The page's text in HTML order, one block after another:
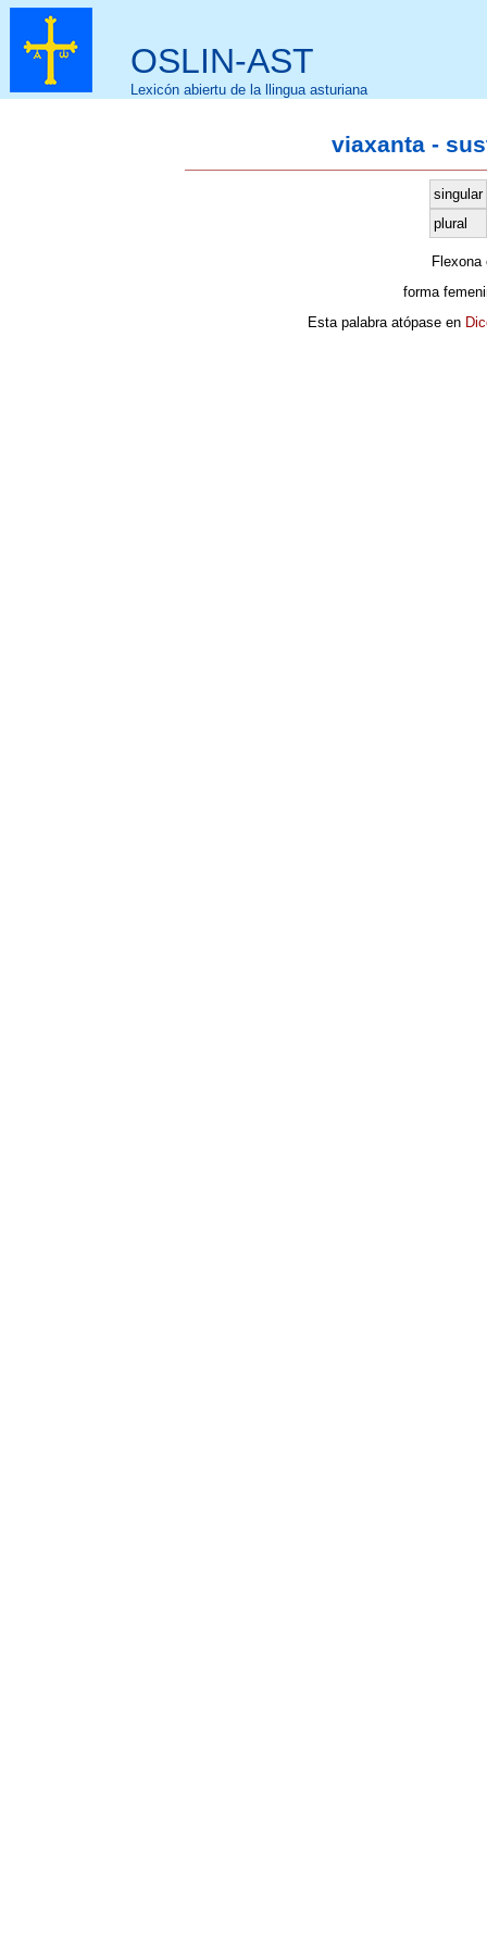
OSLIN-AST
Lexicón abiertu de la llingua asturiana
viaxanta -
singular
plural
forma
Esta palabra atópase en